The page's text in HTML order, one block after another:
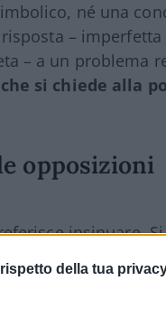
rispetto della tua
né una
–
– a un problema
si chiede alla
opposizioni
insinuare.
misura
. Che non è una